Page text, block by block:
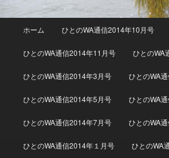
メインコンテンツへ移動
サブコンテンツへ移動
ホーム ひとのWA通信2014年10月号
ひとのWA通信2014年11月号 ひとのWA
ひとのWA通信2014年3月号 ひとのWA
ひとのWA通信2014年5月号 ひとのWA
ひとのWA通信2014年7月号 ひとのWA
ひとのWA通信2014年１月号 ひとのWA